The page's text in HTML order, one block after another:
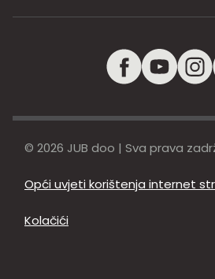
© 2026 JUB doo | Sva prava
Opći uvjeti korištenja internet
Kolačići